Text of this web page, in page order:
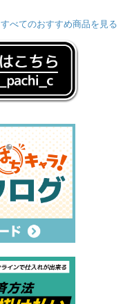
すべてのおすすめ商品を見る